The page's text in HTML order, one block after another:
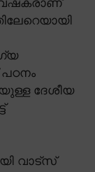
ദേശീയ
വാട്സ്